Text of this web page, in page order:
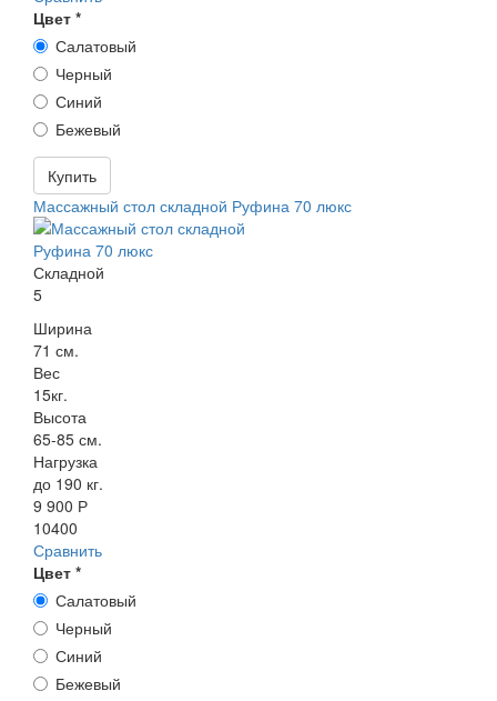
Цвет *
Салатовый
Черный
Синий
Бежевый
Купить
Массажный стол складной Руфина 70 люкс
Складной
5
Ширина
71 см.
Вес
15кг.
Высота
65-85 см.
Нагрузка
до 190 кг.
9 900 Р
10400
Сравнить
Цвет *
Салатовый
Черный
Синий
Бежевый